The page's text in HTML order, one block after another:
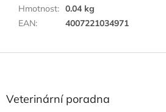
Hmotnost: 0.04 kg
EAN: 4007221034971
aVeterinární poradna